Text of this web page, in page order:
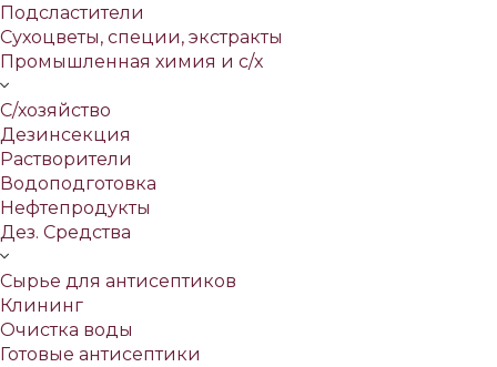
Подсластители
Сухоцветы, специи, экстракты
Промышленная химия и с/х
С/хозяйство
Дезинсекция
Растворители
Водоподготовка
Нефтепродукты
Дез. Средства
Сырье для антисептиков
Клининг
Очистка воды
Готовые антисептики